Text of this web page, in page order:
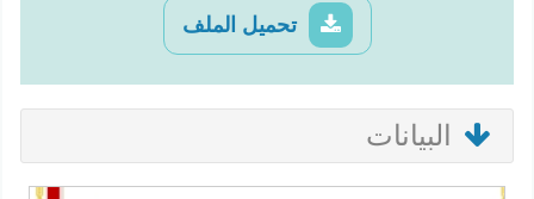
تحميل الملف
البيانات